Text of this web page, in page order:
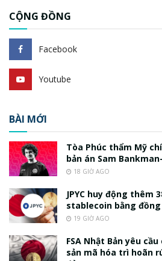
CỘNG ĐỒNG
Facebook
Youtube
BÀI MỚI
Tòa Phúc thẩm Mỹ
bản án Sam
18 GIỜ AGO
JPYC huy động thêm
stablecoin bằng
19 GIỜ AGO
FSA Nhật Bản yêu
sản mã hóa trì hoãn